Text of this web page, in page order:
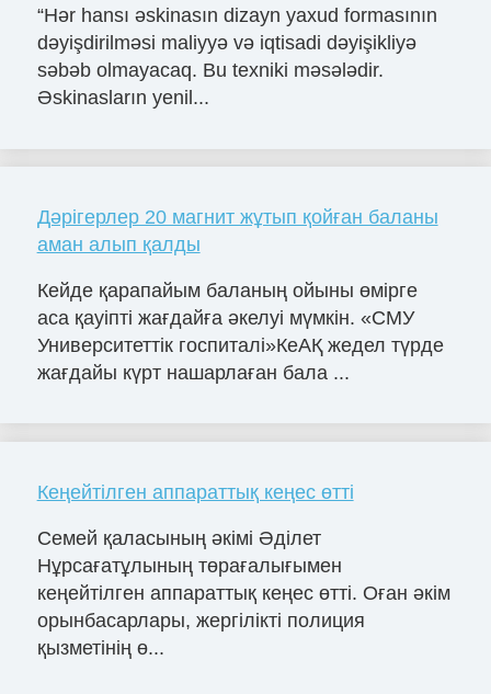
“Hər hansı əskinasın dizayn yaxud formasının
dəyişdirilməsi maliyyə və iqtisadi dəyişikliyə
səbəb olmayacaq. Bu texniki məsələdir.
Əskinasların yenil...
Дәрігерлер 20 магнит жұтып қойған баланы
аман алып қалды
Кейде қарапайым баланың ойыны өмірге
аса қауіпті жағдайға әкелуі мүмкін. «СМУ
Университеттік госпиталі»КеАҚ жедел түрде
жағдайы күрт нашарлаған бала ...
Кеңейтілген аппараттық кеңес өтті
Семей қаласының әкімі Әділет
Нұрсағатұлының төрағалығымен
кеңейтілген аппараттық кеңес өтті. Оған әкім
орынбасарлары, жергілікті полиция
қызметінің ө...